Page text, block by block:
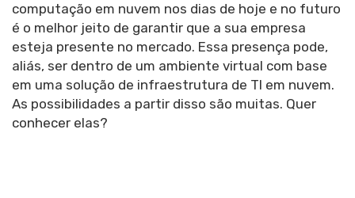
computação em nuvem nos dias de hoje e no futuro
é o melhor jeito de garantir que a sua empresa
esteja presente no mercado. Essa presença pode,
aliás, ser dentro de um ambiente virtual com base
em uma solução de infraestrutura de TI em nuvem.
As possibilidades a partir disso são muitas. Quer
conhecer elas?